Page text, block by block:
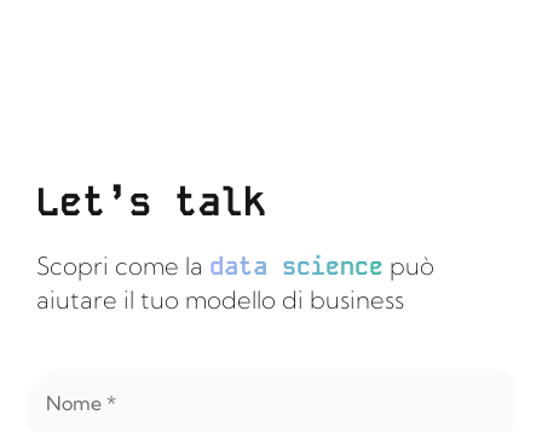
Let’s talk
Scopri come la data science può
aiutare il tuo modello di business